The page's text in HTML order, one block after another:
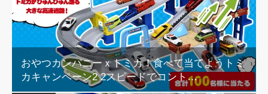
おやつカンパニーｘトミカ！食べて当てようトミ
カキャンペーン2 2スピードでコント…